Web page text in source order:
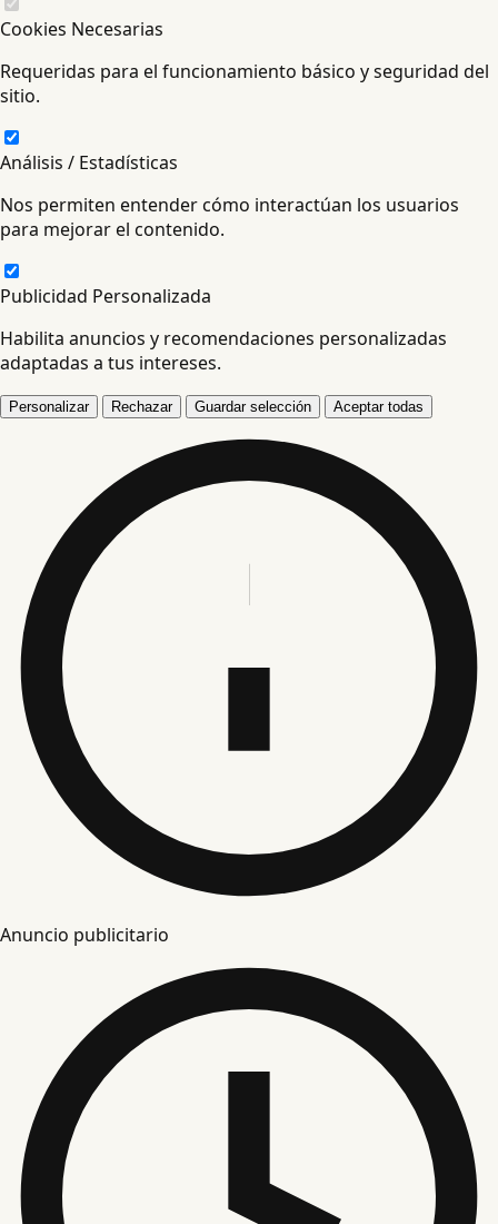
Cookies Necesarias
Requeridas para el funcionamiento básico y seguridad del
sitio.
Análisis / Estadísticas
Nos permiten entender cómo interactúan los usuarios
para mejorar el contenido.
Publicidad Personalizada
Habilita anuncios y recomendaciones personalizadas
adaptadas a tus intereses.
Personalizar Rechazar Guardar selección Aceptar todas
Anuncio publicitario